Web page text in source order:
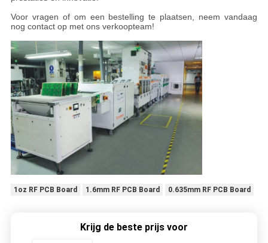
Voor vragen of om een bestelling te plaatsen, neem vandaag
nog contact op met ons verkoopteam!
1oz RF PCB Board 1.6mm RF PCB Board 0.635mm RF PCB Board
Krijg de beste prijs voor